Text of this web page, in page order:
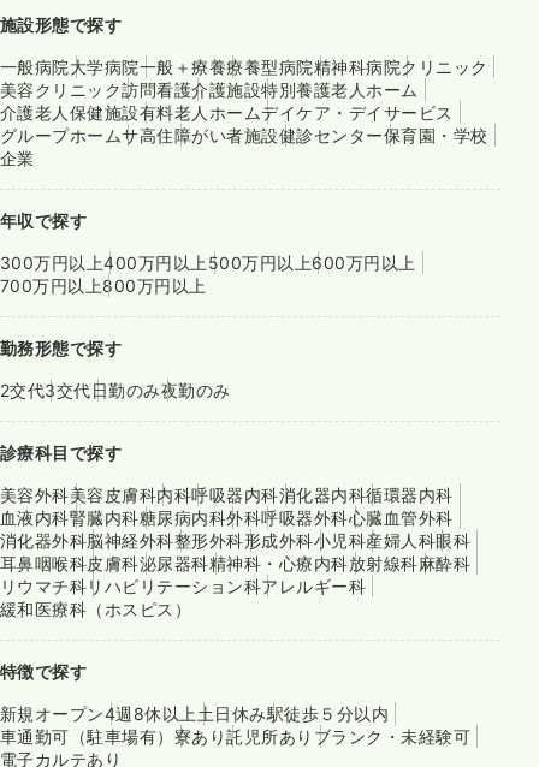
施設形態で探す
一般病院大学病院一般＋療養療養型病院精神科病院クリニック
美容クリニック訪問看護介護施設特別養護老人ホーム
介護老人保健施設有料老人ホームデイケア・デイサービス
グループホームサ高住障がい者施設健診センター保育園・学校
企業
年収で探す
300万円以上400万円以上 500万円以上600万円以上
700万円以上800万円以上
勤務形態で探す
2交代3交代日勤のみ夜勤のみ
診療科目で探す
美容外科美容皮膚科内科呼吸器内科消化器内科循環器内科
血液内科腎臓内科糖尿病内科外科呼吸器外科心臓血管外科
消化器外科脳神経外科整形外科形成外科小児科産婦人科眼科
耳鼻咽喉科皮膚科泌尿器科精神科・心療内科放射線科麻酔科
リウマチ科リハビリテーション科アレルギー科
緩和医療科（ホスピス）
特徴で探す
新規オープン4週8休以上 土日休み駅徒歩５分以内
車通勤可（駐車場有） 寮あり託児所あり ブランク・未経験可
電子カルテあり